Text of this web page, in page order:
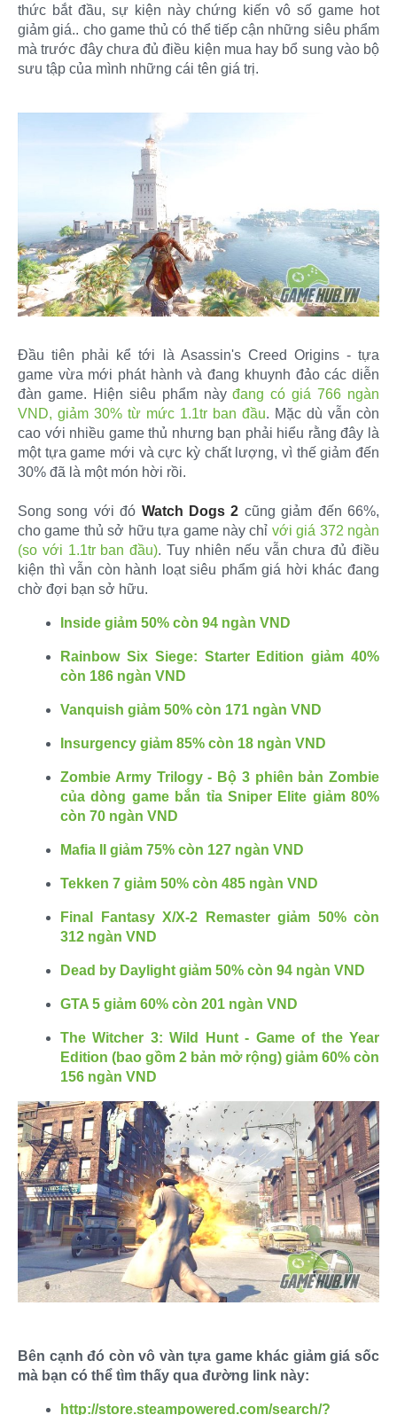
thức bắt đầu, sự kiện này chứng kiến vô số game hot
giảm giá.. cho game thủ có thể tiếp cận những siêu phẩm
mà trước đây chưa đủ điều kiện mua hay bổ sung vào bộ
sưu tập của mình những cái tên giá trị.
Đầu tiên phải kể tới là Asassin's Creed Origins - tựa
game vừa mới phát hành và đang khuynh đảo các diễn
đàn game. Hiện siêu phẩm nàyđang có giá 766 ngàn
VND, giảm 30% từ mức 1.1tr ban đầu. Mặc dù vẫn còn
cao với nhiều game thủ nhưng bạn phải hiểu rằng đây là
một tựa game mới và cực kỳ chất lượng, vì thế giảm đến
30% đã là một món hời rồi.
Song song với đó Watch Dogs 2 cũng giảm đến 66%,
cho game thủ sở hữu tựa game này chỉ với giá 372 ngàn
(so với 1.1tr ban đầu). Tuy nhiên nếu vẫn chưa đủ điều
kiện thì vẫn còn hành loạt siêu phẩm giá hời khác đang
chờ đợi bạn sở hữu.​
Inside giảm 50% còn 94 ngàn VND
Rainbow Six Siege: Starter Edition giảm 40%
còn 186 ngàn VND
Vanquish giảm 50% còn 171 ngàn VND
Insurgency giảm 85% còn 18 ngàn VND
Zombie Army Trilogy - Bộ 3 phiên bản Zombie
của dòng game bắn tỉa Sniper Elite giảm 80%
còn 70 ngàn VND
Mafia II giảm 75% còn 127 ngàn VND
Tekken 7 giảm 50% còn 485 ngàn VND
Final Fantasy X/X-2 Remaster giảm 50% còn
312 ngàn VND
Dead by Daylight giảm 50% còn 94 ngàn VND
GTA 5 giảm 60% còn 201 ngàn VND
The Witcher 3: Wild Hunt - Game of the Year
Edition (bao gồm 2 bản mở rộng) giảm 60% còn
156 ngàn VND
Bên cạnh đó còn vô vàn tựa game khác giảm giá sốc
mà bạn có thể tìm thấy qua đường link này:
http://store.steampowered.com/search/?